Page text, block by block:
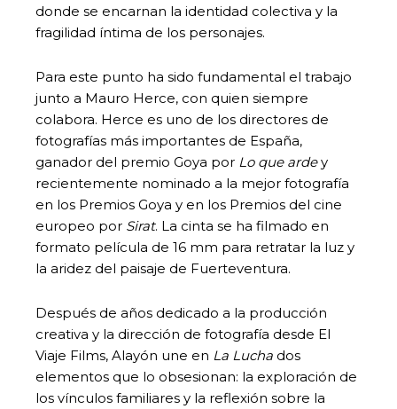
donde se encarnan la identidad colectiva y la
fragilidad íntima de los personajes.
Para este punto ha sido fundamental el trabajo
junto a Mauro Herce, con quien siempre
colabora. Herce es uno de los directores de
fotografías más importantes de España,
ganador del premio Goya por Lo que ardey
recientemente nominado a la mejor fotografía
en los Premios Goya y en los Premios del cine
europeo por Sirat. La cinta se ha filmado en
formato película de 16 mm para retratar la luz y
la aridez del paisaje de Fuerteventura.
Después de años dedicado a la producción
creativa y la dirección de fotografía desde El
Viaje Films, Alayón une en La Lucha dos
elementos que lo obsesionan: la exploración de
los vínculos familiares y la reflexión sobre la